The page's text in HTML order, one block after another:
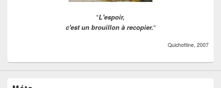
"L'espoir,
c'est un brouillon à recopier."
Quichottine, 2007